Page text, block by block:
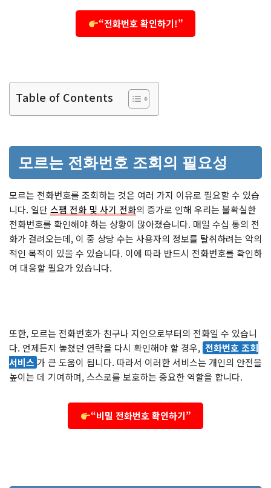
“전화번호 확인하기!”
Table of Contents
모르는 전화번호 조회의 필요성
모르는 전화번호를 조회하는 것은 여러 가지 이유로 필요할 수 있습
니다. 일단 스팸 전화 및 사기 전화의 증가로 인해 우리는 불확실한
전화번호를 확인해야 하는 상황이 많아졌습니다. 매일 수십 통의 전
화가 걸려오는데, 이 중 상당 수는 사용자의 정보를 탈취하려는 악의
적인 목적이 있을 수 있습니다. 이에 따라 반드시 전화번호를 확인하
여 대응할 필요가 있습니다.
또한, 모르는 전화번호가 친구나 지인으로부터의 전화일 수 있습니
다. 언제든지 놓쳤던 연락을 다시 확인해야 할 경우, 전화번호 조회
서비스 가 큰 도움이 됩니다. 따라서 이러한 서비스는 개인의 안전을
높이는 데 기여하며, 스스로를 보호하는 중요한 역할을 합니다.
“비밀 전화번호 확인하기”